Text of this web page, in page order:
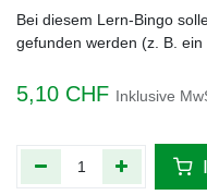
Bei diesem Lern-Bingo
gefunden werden (z. B. ein
5,10 CHF Inklusive